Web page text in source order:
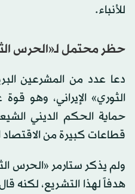
للأنباء.
حظر محتمل لـ«الحرس
دعا عدد من المشرعين
الثوري» الإيراني، وهو
حماية الحكم الديني
قطاعات كبيرة من الاقتصاد
ولم يذكر ستارمر «الحرس
هدفاً لهذا التشريع، لكنه